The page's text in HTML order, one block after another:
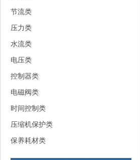
节流类
压力类
水流类
电压类
控制器类
电磁阀类
时间控制类
压缩机保护类
保养耗材类